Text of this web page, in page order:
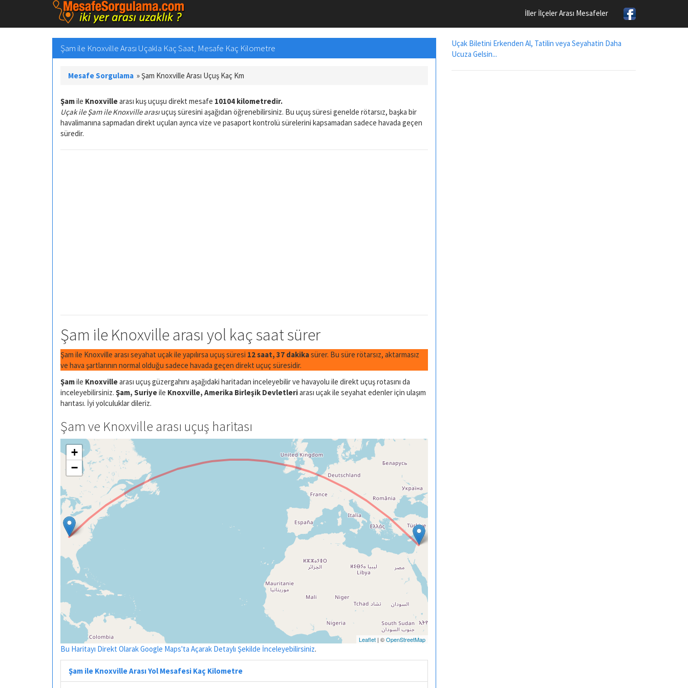
İller İlçeler Arası Mesafeler
Şam ile Knoxville Arası Uçakla Kaç Saat, Mesafe Kaç Kilometre
Mesafe Sorgulama »Şam Knoxville Arası Uçuş Kaç Km
Şamile Knoxvillearası kuş uçuşu direkt mesafe 10104 kilometredir.
Uçak ile Şam ile Knoxville arasıuçuş süresini aşağıdan öğrenebilirsiniz. Bu uçuş süresi genelde rötarsız, başka bir
havalimanına sapmadan direkt uçulan ayrıca vize ve pasaport kontrolü sürelerini kapsamadan sadece havada geçen
süredir.
Şam ile Knoxville arası yol kaç saat sürer
Şam ile Knoxville arası seyahat uçak ile yapılırsa uçuş süresi 12 saat, 37 dakikasürer. Bu süre rötarsız, aktarmasız
ve hava şartlarının normal olduğu sadece havada geçen direkt uçuç süresidir.
Şamile Knoxvillearası uçuş güzergahını aşağıdaki haritadan inceleyebilir ve havayolu ile direkt uçuş rotasını da
inceleyebilirsiniz. Şam, Suriyeile Knoxville, Amerika Birleşik Devletleriarası uçak ile seyahat edenler için ulaşım
harıtası. İyi yolculuklar dileriz.
Şam ve Knoxville arası uçuş haritası
+
−
Leaflet | ©OpenStreetMap
Bu Haritayı Direkt Olarak Google Maps'ta Açarak Detaylı Şekilde İnceleyebilirsiniz.
Şam ile Knoxville Arası Yol Mesafesi Kaç Kilometre
Uçak Biletini Erkenden Al, Tatilin veya Seyahatin Daha
Ucuza Gelsin...